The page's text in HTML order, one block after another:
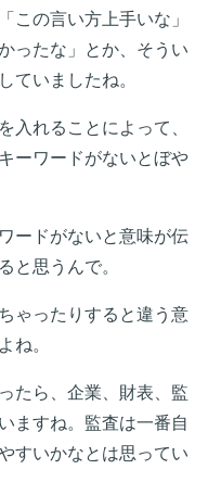
この言い方上手いな」
ったな」とか、そうい
ていましたね。
入れることによって、
ーワードがないとぼや
ードがないと意味が伝
と思うんで。
ゃったりすると違う意
ね。
たら、企業、財表、監
ますね。監査は一番自
すいかなとは思ってい